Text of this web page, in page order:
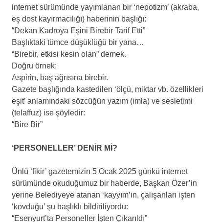
internet sürümünde yayımlanan bir ‘nepotizm’ (akraba,
eş dost kayırmacılığı) haberinin başlığı:
“Dekan Kadroya Eşini Birebir Tarif Etti”
Başlıktaki tümce düşüklüğü bir yana…
“Birebir, etkisi kesin olan” demek.
Doğru örnek:
Aspirin, baş ağrısına birebir.
Gazete başlığında kastedilen ‘ölçü, miktar vb. özellikleri
eşit’ anlamındaki sözcüğün yazım (imla) ve sesletimi
(telaffuz) ise şöyledir:
“Bire Bir”
‘PERSONELLER’ DENİR Mİ?
Ünlü ‘fikir’ gazetemizin 5 Ocak 2025 günkü internet
sürümünde okuduğumuz bir haberde, Başkan Özer’in
yerine Belediyeye atanan ‘kayyım’ın, çalışanları işten
‘kovduğu’ şu başlıklı bildiriliyordu:
“Esenyurt’ta Personeller İşten Çıkarıldı”